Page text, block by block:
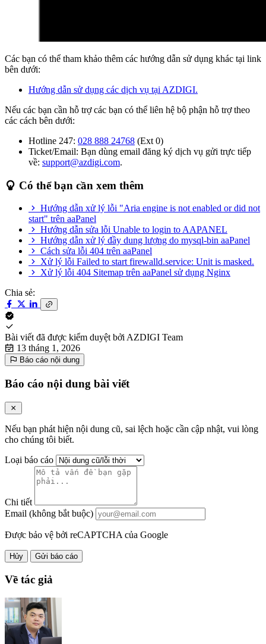
Các bạn có thể tham khảo thêm các hướng dẫn sử dụng khác tại link
bên dưới:
Hướng dẫn sử dụng các dịch vụ tại AZDIGI.
Nếu các bạn cần hỗ trợ các bạn có thể liên hệ bộ phận hỗ trợ theo
các cách bên dưới:
Hotline 247: 028 888 24768 (Ext 0)
Ticket/Email: Bạn dùng email đăng ký dịch vụ gửi trực tiếp
về: support@azdigi.com.
Có thể bạn cần xem thêm
Hướng dẫn xử lý lỗi "Aria engine is not enabled or did not
start" trên aaPanel
Hướng dẫn sửa lỗi Unable to login to AAPANEL
Hướng dẫn xử lý đầy dung lượng do mysql-bin aaPanel
Cách sửa lỗi 404 trên aaPanel
Xử lý lỗi Failed to start firewalld.service: Unit is masked.
Xử lý lỗi 404 Sitemap trên aaPanel sử dụng Nginx
Chia sẻ:
Bài viết đã được kiểm duyệt bởi AZDIGI Team
13 tháng 1, 2026
Báo cáo nội dung
Báo cáo nội dung bài viết
Nếu bạn phát hiện nội dung cũ, sai lệch hoặc cần cập nhật, vui lòng
cho chúng tôi biết.
Loại báo cáo
Chi tiết
Email (không bắt buộc)
Được bảo vệ bởi reCAPTCHA của Google
Hủy Gửi báo cáo
Về tác giả